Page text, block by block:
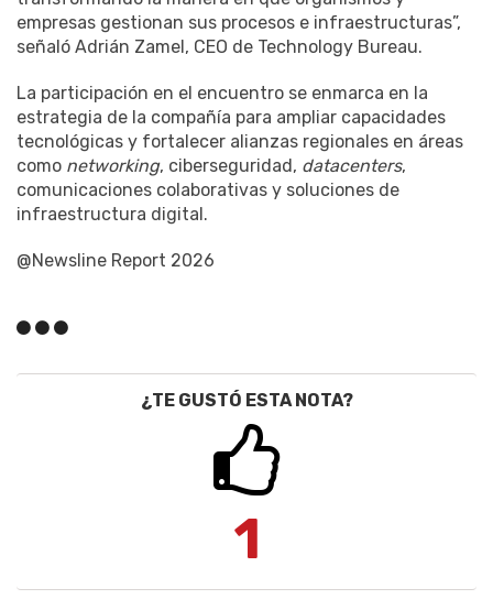
empresas gestionan sus procesos e infraestructuras”,
señaló Adrián Zamel, CEO de Technology Bureau.
La participación en el encuentro se enmarca en la
estrategia de la compañía para ampliar capacidades
tecnológicas y fortalecer alianzas regionales en áreas
como networking, ciberseguridad, datacenters,
comunicaciones colaborativas y soluciones de
infraestructura digital.
@Newsline Report 2026
¿TE GUSTÓ ESTA NOTA?
1